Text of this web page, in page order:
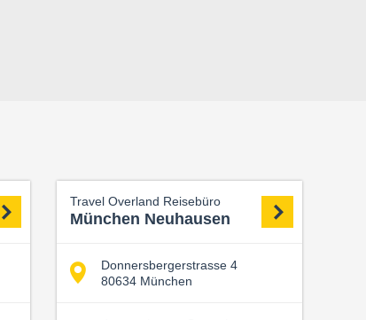
Travel Overland Reisebüro
München Neuhausen
Donnersbergerstrasse 4
80634 München